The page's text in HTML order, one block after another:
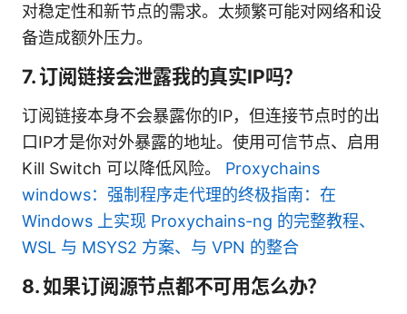
对稳定性和新节点的需求。太频繁可能对网络和设
备造成额外压力。
7. 订阅链接会泄露我的真实IP吗？
订阅链接本身不会暴露你的IP，但连接节点时的出
口IP才是你对外暴露的地址。使用可信节点、启用
Kill Switch 可以降低风险。 Proxychains
windows：强制程序走代理的终极指南：在
Windows 上实现 Proxychains-ng 的完整教程、
WSL 与 MSYS2 方案、与 VPN 的整合
8. 如果订阅源节点都不可用怎么办？